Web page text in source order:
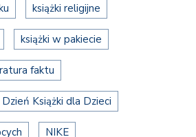
książki religijne
książki w pakiecie
faktu
Książki dla Dzieci
NIKE